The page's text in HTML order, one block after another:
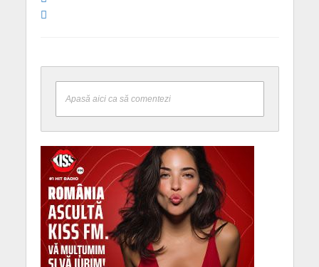
Apasă aici ca să comentezi